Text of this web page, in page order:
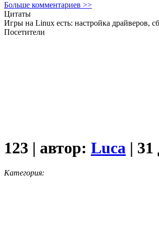
Больше комментариев >>
Цитаты
Игры на Linux есть: настройка драйверов,
Посетители
123 | автор: Luca | 31
Категория: